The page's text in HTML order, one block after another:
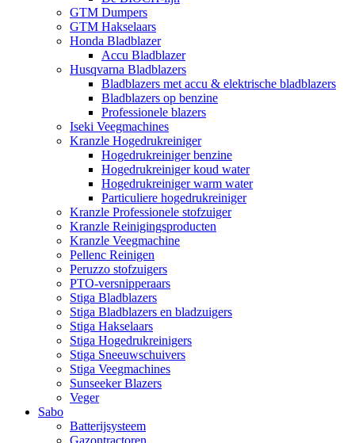
GTM Dumpers
GTM Hakselaars
Honda Bladblazer
Accu Bladblazer
Husqvarna Bladblazers
Bladblazers met accu & elektrische bladblazers
Bladblazers op benzine
Professionele blazers
Iseki Veegmachines
Kranzle Hogedrukreiniger
Hogedrukreiniger benzine
Hogedrukreiniger koud water
Hogedrukreiniger warm water
Particuliere hogedrukreiniger
Kranzle Professionele stofzuiger
Kranzle Reinigingsproducten
Kranzle Veegmachine
Pellenc Reinigen
Peruzzo stofzuigers
PTO-versnipperaars
Stiga Bladblazers
Stiga Bladblazers en bladzuigers
Stiga Hakselaars
Stiga Hogedrukreinigers
Stiga Sneeuwschuivers
Stiga Veegmachines
Sunseeker Blazers
Veger
Sabo
Batterijsysteem
Gazontractoren